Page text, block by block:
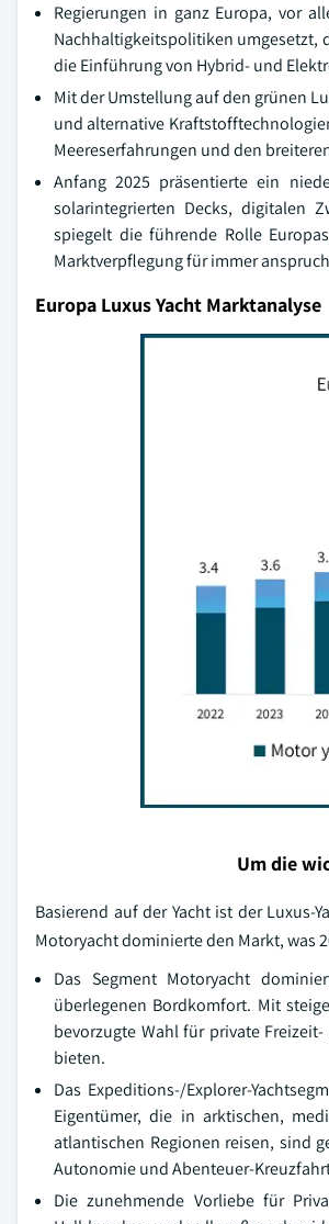
Regierungen in ganz Europa, vor
Nachhaltigkeitspolitiken umgesetzt,
die Einführung von Hybrid- und
Mit der Umstellung auf den grünen
und alternative
Meereserfahrungen und den
Anfang 2025 präsentierte ein
solarintegrierten Decks, digitalen
spiegelt die führende Rolle
Marktverpflegung für immer
Europa Luxus Yacht Marktanalyse
Um die
Basierend auf der Yacht ist der
Motoryacht dominierte den Markt, was
Das Segment Motoryacht
überlegenen Bordkomfort. Mit
bevorzugte Wahl für private
bieten.
Das Expeditions-/Explorer-
Eigentümer, die in arktischen,
atlantischen Regionen reisen, sind
Autonomie und Abenteuer-
Die zunehmende Vorliebe für